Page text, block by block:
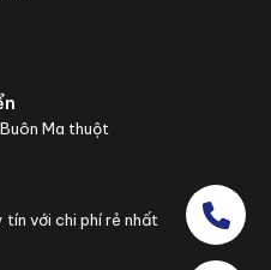
Ma thuột
tín với chi phí rẻ nhất